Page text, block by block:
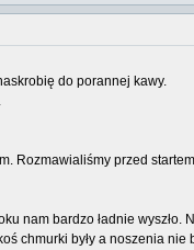
do porannej kawy.
Rozmawialiśmy przed
nam bardzo ładnie
chmurki były a noszenia